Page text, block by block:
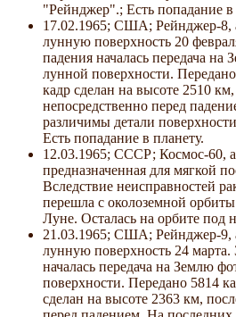
"Рейнджер".; Есть попадание в
17.02.1965; США; Рейнджер-8,
лунную поверхность 20
падения началась передача на
лунной поверхности.
кадр сделан на высоте 2510
непосредственно перед
различимы детали
Есть попадание в планету.
12.03.1965; СССР; Космос-60,
предназначенная для мягкой
Вследствие неисправностей
перешла с околоземной
Луне. Осталась на орбите под
21.03.1965; США; Рейнджер-9,
лунную поверхность 24
началась передача на Землю
поверхности. Передано 5814
сделан на высоте 2363 км,